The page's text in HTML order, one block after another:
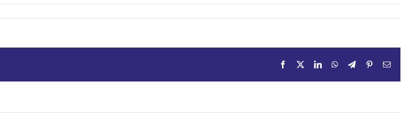
Facebook LinkedInWhatsApp
TelegramPinterestEmail